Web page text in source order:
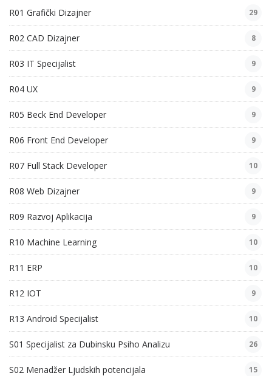
R01 Grafički Dizajner 29
R02 CAD Dizajner 8
R03 IT Specijalist 9
R04 UX 9
R05 Beck End Developer 9
R06 Front End Developer 9
R07 Full Stack Developer 10
R08 Web Dizajner 9
R09 Razvoj Aplikacija 9
R10 Machine Learning 10
R11 ERP 10
R12 IOT 9
R13 Android Specijalist 10
S01 Specijalist za Dubinsku Psiho Analizu 26
S02 Menadžer Ljudskih potencijala 15